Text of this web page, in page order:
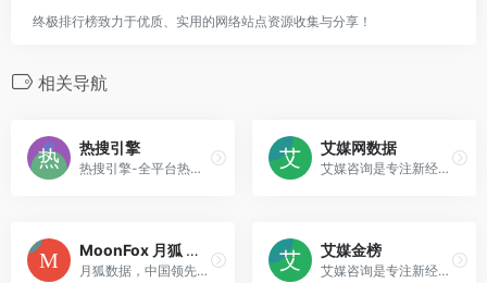
终极排行榜致力于优质、实用的网络站点资源收集与分享！
相关导航
热搜引擎
热搜引擎-全平台热搜历史记录,支持按多种方式查看所有热搜,并实时存档全平台热搜。
艾媒网数据
艾媒咨询是专注新经济领域的数据挖掘和数据报告分析机构,每年公开或者定制发布基于大数据的行业研究报告_市场调研报告超2000份,覆盖房地产、IT互联网、金融、人工智能、新零售、游戏、音乐、教育、VR、网络安全等领域
MoonFox 月狐 行业报告
月狐数据，中国领先的全场景数据洞察与分析服务专家。
艾媒金榜
艾媒咨询是专注新经济领域的数据挖掘和数据报告分析机构,每年公开或者定制发布基于大数据的行业研究报告_市场调研报告超2000份,覆盖房地产、IT互联网、金融、人工智能、新零售、游戏、音乐、教育、VR、网络安全等领域